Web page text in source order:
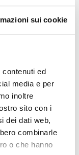
sui cookie
ed
media e per
inoltre
sito con i
dei dati web,
combinarle
o che hanno
seguintes